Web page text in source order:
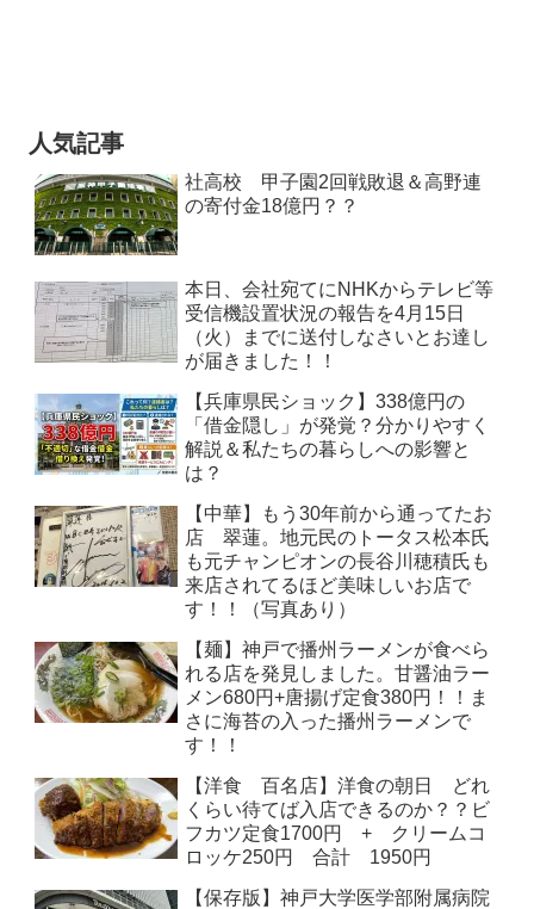
人気記事
社高校 甲子園2回戦敗退＆高野連
の寄付金18億円？？
本日、会社宛てにNHKからテレビ等
受信機設置状況の報告を4月15日
（火）までに送付しなさいとお達し
が届きました！！
【兵庫県民ショック】338億円の
「借金隠し」が発覚？分かりやすく
解説＆私たちの暮らしへの影響と
は？
【中華】もう30年前から通ってたお
店 翠蓮。地元民のトータス松本氏
も元チャンピオンの長谷川穂積氏も
来店されてるほど美味しいお店で
す！！（写真あり）
【麺】神戸で播州ラーメンが食べら
れる店を発見しました。甘醤油ラー
メン680円+唐揚げ定食380円！！ま
さに海苔の入った播州ラーメンで
す！！
【洋食 百名店】洋食の朝日 どれ
くらい待てば入店できるのか？？ビ
フカツ定食1700円 + クリームコ
ロッケ250円 合計 1950円
【保存版】神戸大学医学部附属病院